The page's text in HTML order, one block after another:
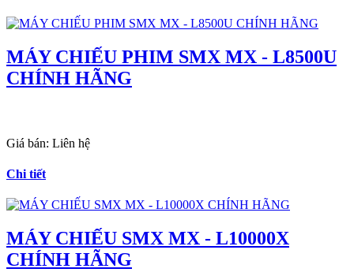
MÁY CHIẾU PHIM SMX MX - L8500U
CHÍNH HÃNG
Giá bán: Liên hệ
Chi tiết
MÁY CHIẾU SMX MX - L10000X
CHÍNH HÃNG